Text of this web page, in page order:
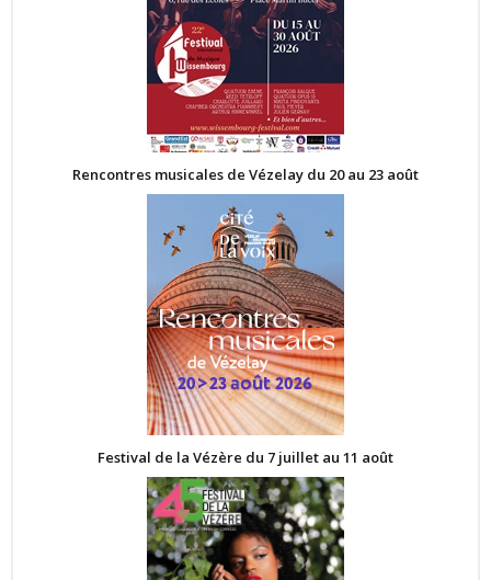
Rencontres musicales de Vézelay du 20 au 23 août
Festival de la Vézère du 7 juillet au 11 août